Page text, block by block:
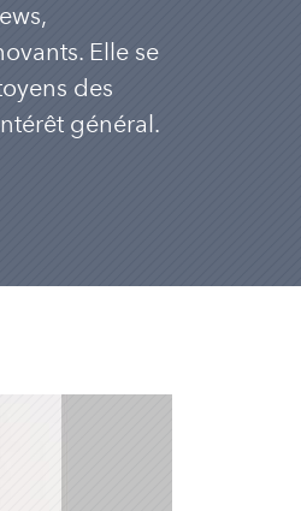
Elle se
des
général.